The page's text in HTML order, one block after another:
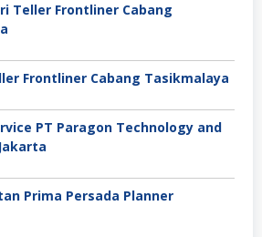
Teller Frontliner Cabang
Frontliner Cabang Tasikmalaya
PT Paragon Technology and
Prima Persada Planner